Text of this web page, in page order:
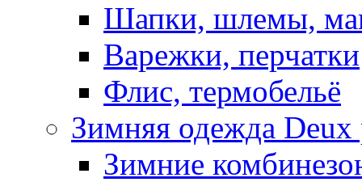
Шапки, шлемы,
Варежки, перчатки
Флис, термобельё
Зимняя одежда Deux
Зимние